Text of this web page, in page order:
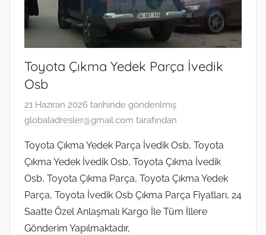
Toyota Çıkma Yedek Parça İvedik
Osb
21 Haziran 2026 tarihinde gönderilmiş
globaladresler@gmail.com tarafından
Toyota Çıkma Yedek Parça İvedik Osb, Toyota
Çıkma Yedek İvedik Osb, Toyota Çıkma İvedik
Osb, Toyota Çıkma Parça, Toyota Çıkma Yedek
Parça, Toyota İvedik Osb Çıkma Parça Fiyatları, 24
Saatte Özel Anlaşmalı Kargo İle Tüm İllere
Gönderim Yapılmaktadır,